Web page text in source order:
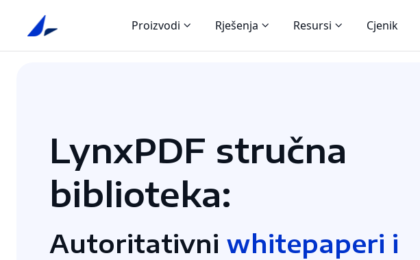
Proizvodi Rješenja Resursi Cjenik
LynxPDF stručna
biblioteka:
Autoritativni whitepaperi i